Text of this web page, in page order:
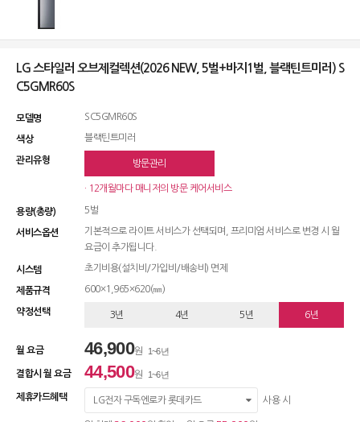
LG 스타일러 오브제컬렉션(2026 NEW, 5벌+바지1벌, 블랙틴트미러) S
C5GMR60S
모델명 SC5GMR60S
색상 블랙틴트미러
관리유형 방문관리
· 12개월마다 매니저의 방문 케어서비스
용량(총량) 5벌
서비스옵션
기본적으로 라이트 서비스가 선택되며, 프리미엄 서비스로 변경 시 월
요금이 추가됩니다.
시스템 초기비용(설치비/가입비/배송비) 면제
제품규격 600×1,965×620(㎜)
약정선택 3년 4년 5년 6년
월 요금 46,900원 1~6년
결합시 월 요금 44,500원 1~6년
제휴카드혜택 LG전자 구독엔로카 롯데카드 사용 시